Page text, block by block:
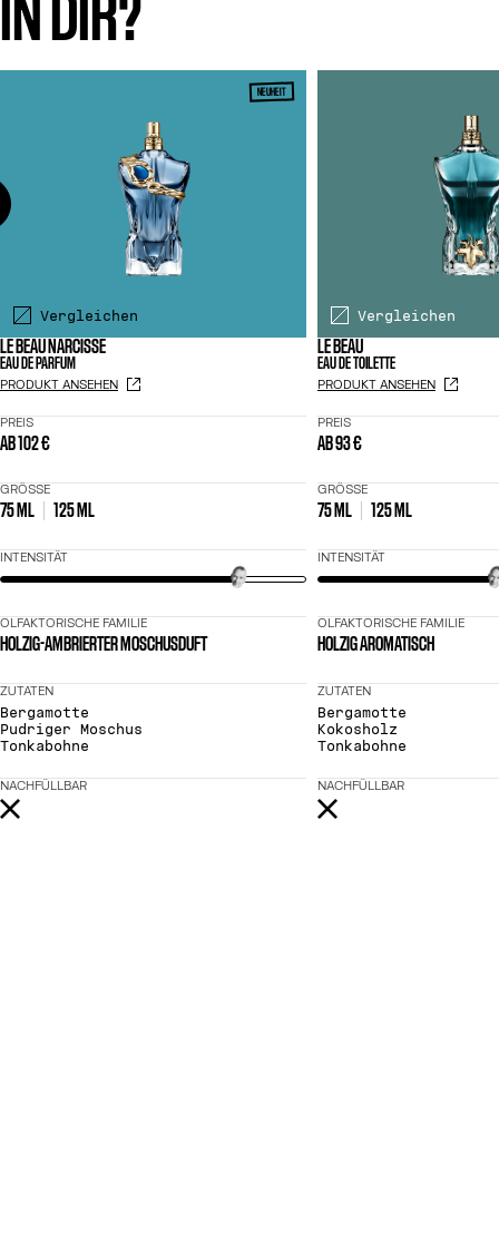
IN DIR?
Vergleichen
NEUHEIT
LE BEAU NARCISSE
EAU DE PARFUM
PRODUKT ANSEHEN
PREIS
AB102 €
GRÖSSE
75 ML 125 ML
INTENSITÄT
OLFAKTORISCHE FAMILIE
HOLZIG-AMBRIERTER MOSCHUSDUFT
ZUTATEN
Bergamotte
Pudriger Moschus
Tonkabohne
NACHFÜLLBAR
Vergleichen
LE BEAU
EAU DE TOILETTE
PRODUKT ANSEHEN
PREIS
AB93 €
GRÖSSE
75 ML 125 ML
INTENSITÄT
OLFAKTORISCHE FAMILIE
HOLZIG AROMATISCH
ZUTATEN
Bergamotte
Kokosholz
Tonkabohne
NACHFÜLLBAR